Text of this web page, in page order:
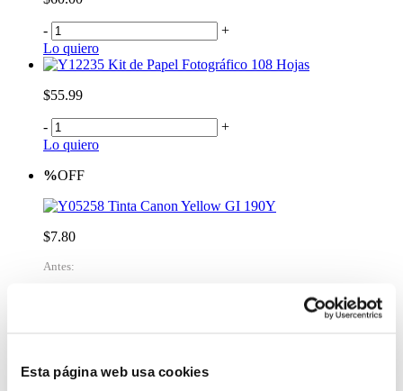
Esta página web usa cookies
-
+
Lo quiero
Kit de Papel Fotográfico 108 Hojas
$55.99
-
+
Lo quiero
%OFF
Tinta Canon Yellow GI 190Y
$7.80
Antes:
Tinta Canon Magenta GI 190M